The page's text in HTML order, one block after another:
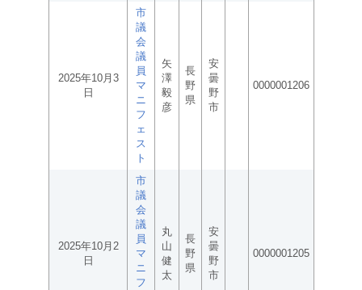
2025年10月3
日
市
議
会
議
員
マ
ニ
フ
ェ
ス
ト
矢
澤
毅
彦
長
野
県
安
曇
野
市
0000001206
2025年10月2
日
市
議
会
議
員
マ
ニ
フ
丸
山
健
太
長
野
県
安
曇
野
市
0000001205